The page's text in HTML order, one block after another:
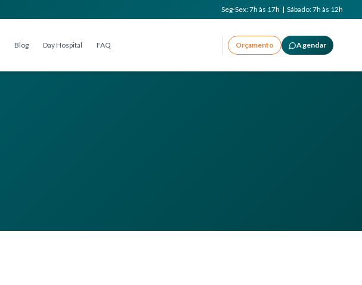
Seg-Sex: 7h às 17h | Sábado: 7h às 12h
Blog Day Hospital FAQ Orçamento Agendar